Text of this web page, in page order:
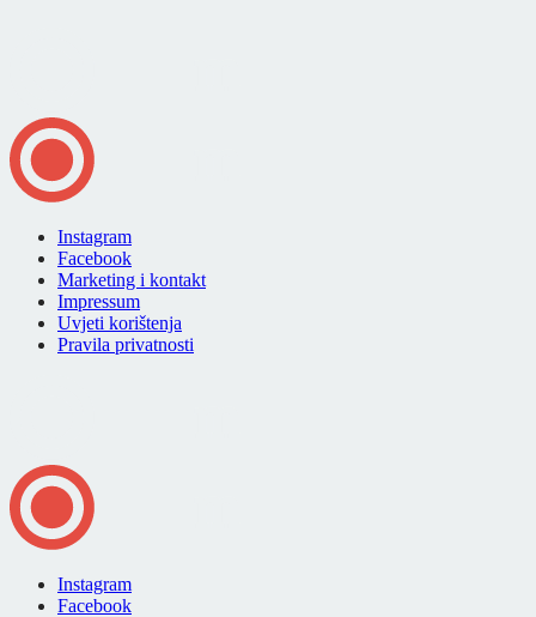
Instagram
Facebook
Marketing i kontakt
Impressum
Uvjeti korištenja
Pravila privatnosti
Instagram
Facebook